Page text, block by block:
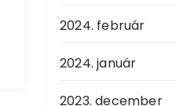
2024. február
2024. január
2023. december